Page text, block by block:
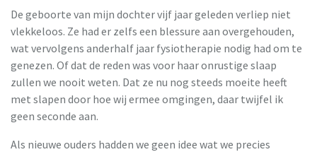
De geboorte van mijn dochter vijf jaar geleden verliep niet
vlekkeloos. Ze had er zelfs een blessure aan overgehouden,
wat vervolgens anderhalf jaar fysiotherapie nodig had om te
genezen. Of dat de reden was voor haar onrustige slaap
zullen we nooit weten. Dat ze nu nog steeds moeite heeft
met slapen door hoe wij ermee omgingen, daar twijfel ik
geen seconde aan.
Als nieuwe ouders hadden we geen idee wat we precies